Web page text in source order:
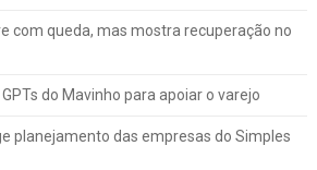
com queda, mas mostra recuperação no
do Mavinho para apoiar o varejo
planejamento das empresas do Simples